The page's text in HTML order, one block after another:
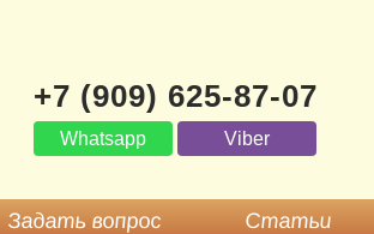
+7 (909) 625-87-07
Whatsapp Viber
Задать вопрос Статьи